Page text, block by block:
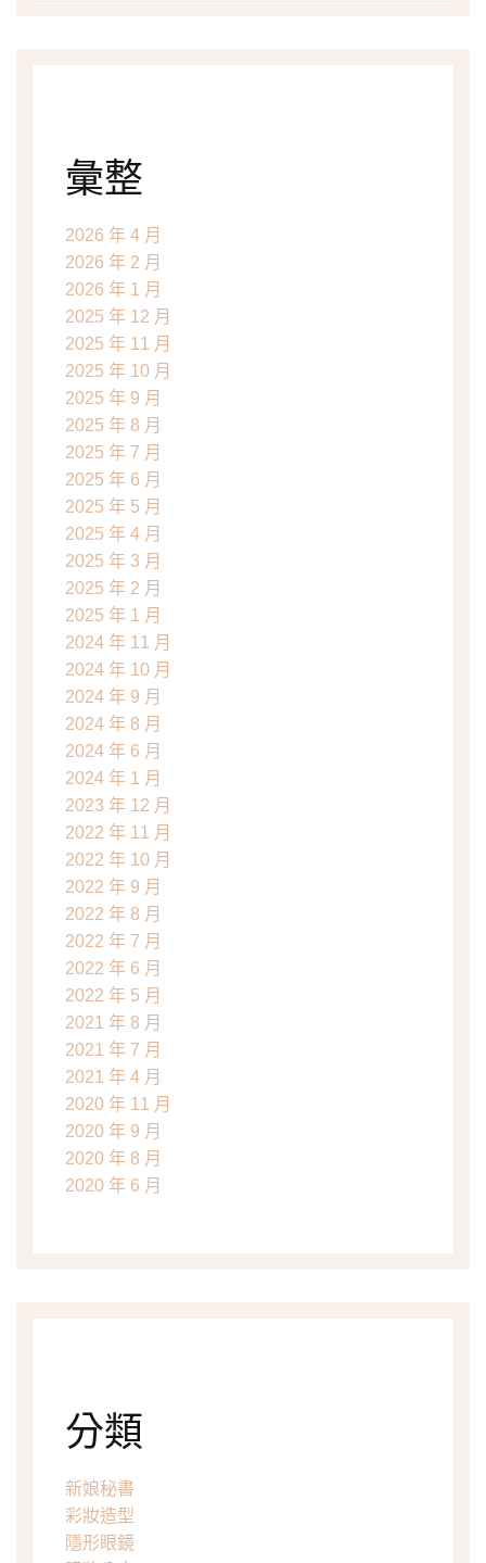
彙整
2026 年 4 月
2026 年 2 月
2026 年 1 月
2025 年 12 月
2025 年 11 月
2025 年 10 月
2025 年 9 月
2025 年 8 月
2025 年 7 月
2025 年 6 月
2025 年 5 月
2025 年 4 月
2025 年 3 月
2025 年 2 月
2025 年 1 月
2024 年 11 月
2024 年 10 月
2024 年 9 月
2024 年 8 月
2024 年 6 月
2024 年 1 月
2023 年 12 月
2022 年 11 月
2022 年 10 月
2022 年 9 月
2022 年 8 月
2022 年 7 月
2022 年 6 月
2022 年 5 月
2021 年 8 月
2021 年 7 月
2021 年 4 月
2020 年 11 月
2020 年 9 月
2020 年 8 月
2020 年 6 月
分類
新娘秘書
彩妝造型
隱形眼鏡